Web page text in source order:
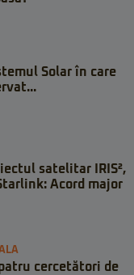
Solar în care
satelitar IRIS²,
Acord major
cercetători de